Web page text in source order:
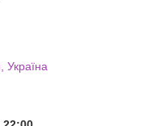
Україна